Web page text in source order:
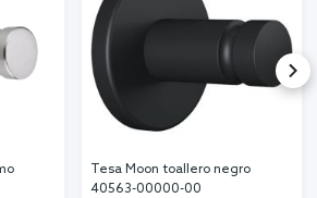
Tesa Moon toallero negro
40563-00000-00